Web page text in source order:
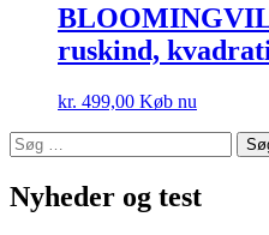
ruskind,
kr. 499,00 Køb nu
Søg
efter:
Nyheder og test